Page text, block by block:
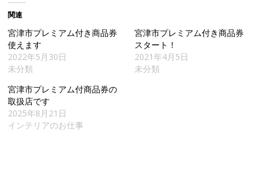
関連
宮津市プレミアム付き商品券
使えます
2022年5月30日
未分類
宮津市プレミアム付き商品券
スタート！
2021年4月5日
未分類
宮津市プレミアム付商品券の
取扱店です
2025年8月21日
インテリアのお仕事